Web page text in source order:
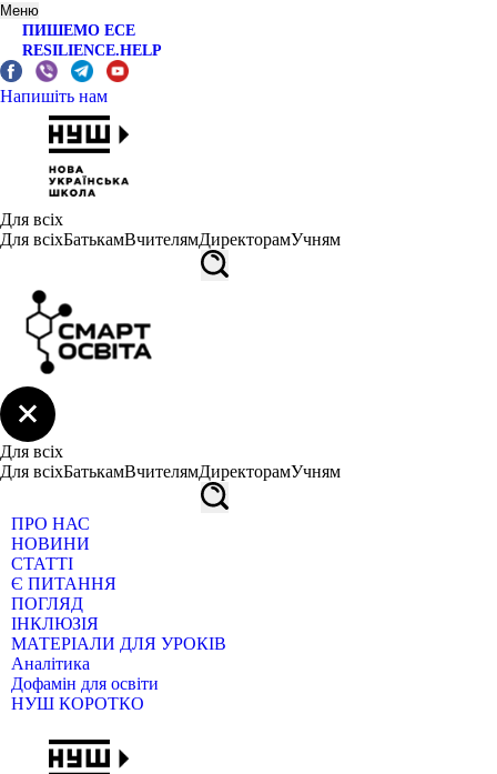
Меню
ПИШЕМО ЕСЕ
RESILIENCE.HELP
Напишіть нам
Для всіх
Для всіхБатькамВчителямДиректорамУчням
Для всіх
Для всіхБатькамВчителямДиректорамУчням
ПРО НАС
НОВИНИ
СТАТТІ
Є ПИТАННЯ
ПОГЛЯД
ІНКЛЮЗІЯ
МАТЕРІАЛИ ДЛЯ УРОКІВ
Аналітика
Дофамін для освіти
НУШ КОРОТКО